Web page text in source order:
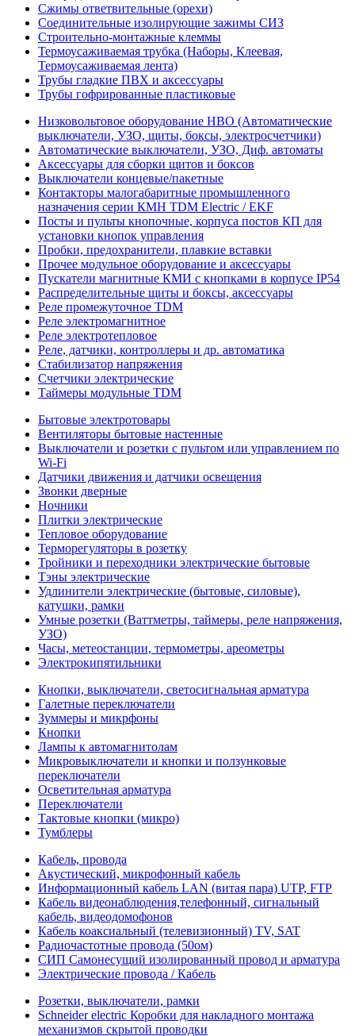
Сжимы ответвительные (орехи)
Соединительные изолирующие зажимы СИЗ
Строительно-монтажные клеммы
Термоусаживаемая трубка (Наборы, Клеевая,
Термоусаживаемая лента)
Трубы гладкие ПВХ и аксессуары
Трубы гофрированные пластиковые
Низковольтовое оборудование НВО (Автоматические
выключатели, УЗО, щиты, боксы, электросчетчики)
Автоматические выключатели, УЗО, Диф. автоматы
Аксессуары для сборки щитов и боксов
Выключатели концевые/пакетные
Контакторы малогабаритные промышленного
назначения серии КМН TDM Electric / EKF
Посты и пульты кнопочные, корпуса постов КП для
установки кнопок управления
Пробки, предохранители, плавкие вставки
Прочее модульное оборудование и аксессуары
Пускатели магнитные КМИ с кнопками в корпусе IP54
Распределительные щиты и боксы, аксессуары
Реле промежуточное TDM
Реле электромагнитное
Реле электротепловое
Реле, датчики, контроллеры и др. автоматика
Стабилизатор напряжения
Счетчики электрические
Таймеры модульные TDM
Бытовые электротовары
Вентиляторы бытовые настенные
Выключатели и розетки с пультом или управлением по
Wi-Fi
Датчики движения и датчики освещения
Звонки дверные
Ночники
Плитки электрические
Тепловое оборудование
Терморегуляторы в розетку
Тройники и переходники электрические бытовые
Тэны электрические
Удлинители электрические (бытовые, силовые),
катушки, рамки
Умные розетки (Ваттметры, таймеры, реле напряжения,
УЗО)
Часы, метеостанции, термометры, ареометры
Электрокипятильники
Кнопки, выключатели, светосигнальная арматура
Галетные переключатели
Зуммеры и микрфоны
Кнопки
Лампы к автомагнитолам
Микровыключатели и кнопки и ползунковые
переключатели
Осветительная арматура
Переключатели
Тактовые кнопки (микро)
Тумблеры
Кабель, провода
Акустический, микрофонный кабель
Информационный кабель LAN (витая пара) UTP, FTP
Кабель видеонаблюдения,телефонный, сигнальный
кабель, видеодомофонов
Кабель коаксиальный (телевизионный) TV, SAT
Радиочастотные провода (50ом)
СИП Самонесущий изолированный провод и арматура
Электрические провода / Кабель
Розетки, выключатели, рамки
Schneider electric Коробки для накладного монтажа
механизмов скрытой проводки